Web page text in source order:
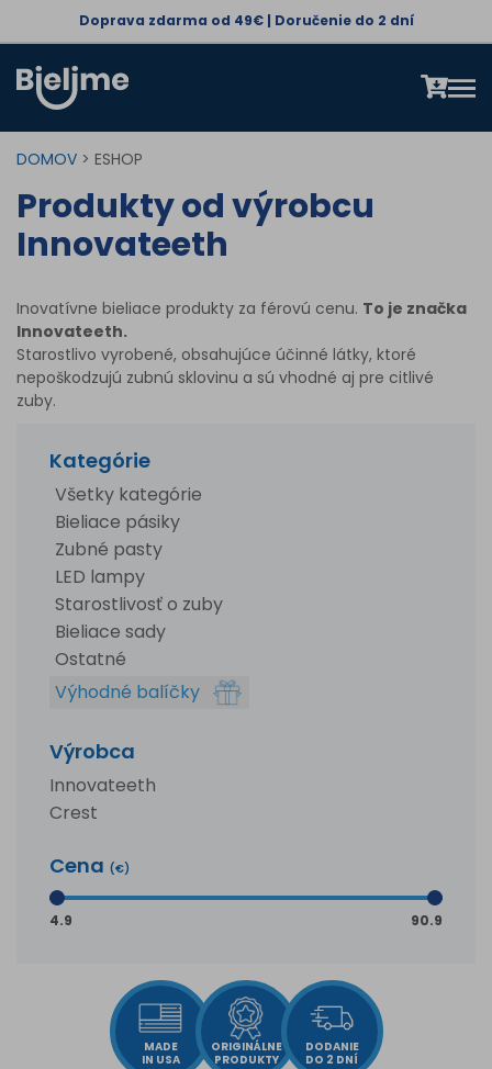
Doprava zdarma od 49€ | Doručenie do 2 dní
DOMOV > ESHOP
Produkty od výrobcu
Innovateeth
Inovatívne bieliace produkty za férovú cenu. To je značka
Innovateeth.
Starostlivo vyrobené, obsahujúce účinné látky, ktoré
nepoškodzujú zubnú sklovinu a sú vhodné aj pre citlivé
zuby.
Kategórie
Všetky kategórie
Bieliace pásiky
Zubné pasty
LED lampy
Starostlivosť o zuby
Bieliace sady
Ostatné
Výhodné balíčky
Výrobca
Innovateeth
Crest
Cena (€)
MADE
IN USA
ORIGINÁLNE
PRODUKTY
DODANIE
DO 2 DNÍ